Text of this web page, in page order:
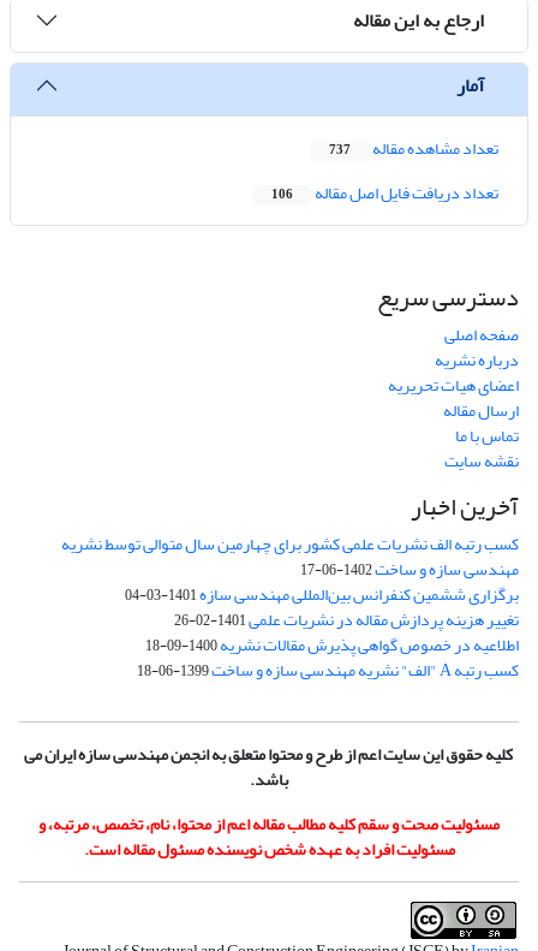
ارجاع به این مقاله
آمار
تعداد مشاهده مقاله 737
تعداد دریافت فایل اصل مقاله 106
دسترسی سریع
صفحه اصلی
درباره نشریه
اعضای هیات تحریریه
ارسال مقاله
تماس با ما
نقشه سایت
آخرین اخبار
کسب رتبه الف نشریات علمی کشور برای چهارمین سال متوالی توسط نشریه
مهندسی سازه و ساخت1402-06-17
برگزاری ششمین کنفرانس بین‌المللی مهندسی سازه1401-03-04
تغییر هزینه پردازش مقاله در نشریات علمی1401-02-26
اطلاعیه در خصوص گواهی پذیرش مقالات نشریه1400-09-18
کسب رتبه A "الف" نشریه مهندسی سازه و ساخت 1399-06-18
کلیه حقوق این سایت اعم از طرح و محتوا متعلق به انجمن مهندسی سازه ایران می
باشد.
مسئولیت صحت و سقم کلیه مطالب مقاله اعم از محتوا، نام، تخصص، مرتبه، و
مسئولیت افراد به عهده شخص نویسنده مسئول مقاله است.